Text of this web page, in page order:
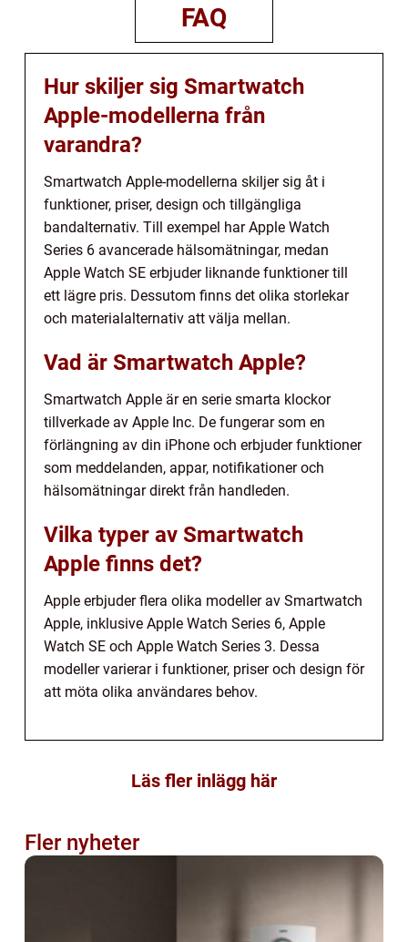
FAQ
Hur skiljer sig Smartwatch
Apple-modellerna från
varandra?
Smartwatch Apple-modellerna skiljer sig åt i
funktioner, priser, design och tillgängliga
bandalternativ. Till exempel har Apple Watch
Series 6 avancerade hälsomätningar, medan
Apple Watch SE erbjuder liknande funktioner till
ett lägre pris. Dessutom finns det olika storlekar
och materialalternativ att välja mellan.
Vad är Smartwatch Apple?
Smartwatch Apple är en serie smarta klockor
tillverkade av Apple Inc. De fungerar som en
förlängning av din iPhone och erbjuder funktioner
som meddelanden, appar, notifikationer och
hälsomätningar direkt från handleden.
Vilka typer av Smartwatch
Apple finns det?
Apple erbjuder flera olika modeller av Smartwatch
Apple, inklusive Apple Watch Series 6, Apple
Watch SE och Apple Watch Series 3. Dessa
modeller varierar i funktioner, priser och design för
att möta olika användares behov.
Läs fler inlägg här
Fler nyheter